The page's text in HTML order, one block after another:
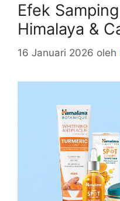
Efek
Himalaya &
16 Januari 2026 oleh